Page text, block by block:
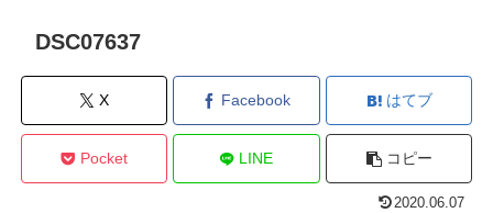
DSC07637
X Facebook はてブ
Pocket LINE コピー
2020.06.07